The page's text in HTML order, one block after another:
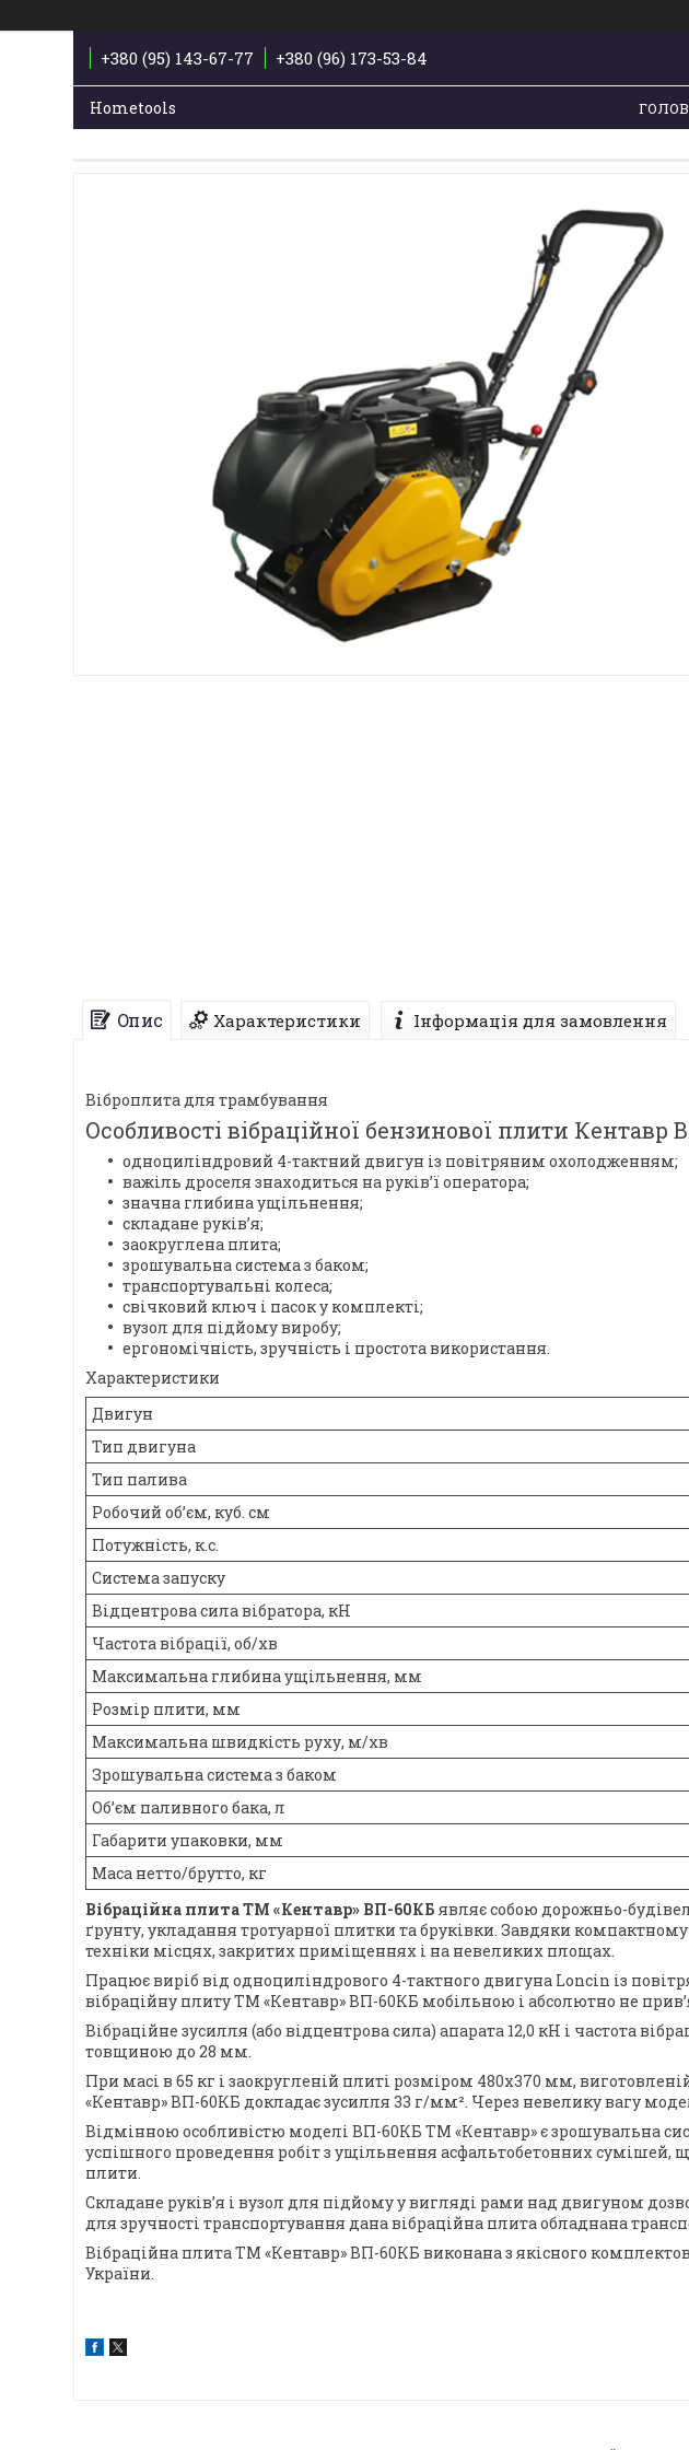
+380 (95) 143-67-77 +380 (96) 173-53-84
Hometools
Опис Характеристики Інформація для замовлення
Віброплита для трамбування
Особливості вібраційної бензинової плити Кентавр
одноциліндровий 4-тактний двигун із повітряним охолодженням;
важіль дроселя знаходиться на руків’ї оператора;
значна глибина ущільнення;
складане руків’я;
заокруглена плита;
зрошувальна система з баком;
транспортувальні колеса;
свічковий ключ і пасок у комплекті;
вузол для підйому виробу;
ергономічність, зручність і простота використання.
Характеристики
Двигун
Тип двигуна
Тип палива
Робочий об’єм, куб. см
Потужність, к.с.
Система запуску
Відцентрова сила вібратора, кН
Частота вібрації, об/хв
Максимальна глибина ущільнення, мм
Розмір плити, мм
Максимальна швидкість руху, м/хв
Зрошувальна система з баком
Об’єм паливного бака, л
Габарити упаковки, мм
Маса нетто/брутто, кг
Вібраційна плита ТМ «Кентавр» ВП-60КБ являє собою дорожньо-
ґрунту, укладання тротуарної плитки та бруківки. Завдяки
техніки місцях, закритих приміщеннях і на невеликих площах.
Працює виріб від одноциліндрового 4-тактного двигуна Loncin із
вібраційну плиту ТМ «Кентавр» ВП-60КБ мобільною і абсолютно не
Вібраційне зусилля (або відцентрова сила) апарата 12,0 кН і частота
товщиною до 28 мм.
При масі в 65 кг і заокругленій плиті розміром 480x370 мм,
«Кентавр» ВП-60КБ докладає зусилля 33 г/мм². Через невелику вагу
Відмінною особливістю моделі ВП-60КБ ТМ «Кентавр» є зрошувальна
успішного проведення робіт з ущільнення асфальтобетонних
плити.
Складане руків’я і вузол для підйому у вигляді рами над двигуном
для зручності транспортування дана вібраційна плита обладнана
Вібраційна плита ТМ «Кентавр» ВП-60КБ виконана з якісного
України.